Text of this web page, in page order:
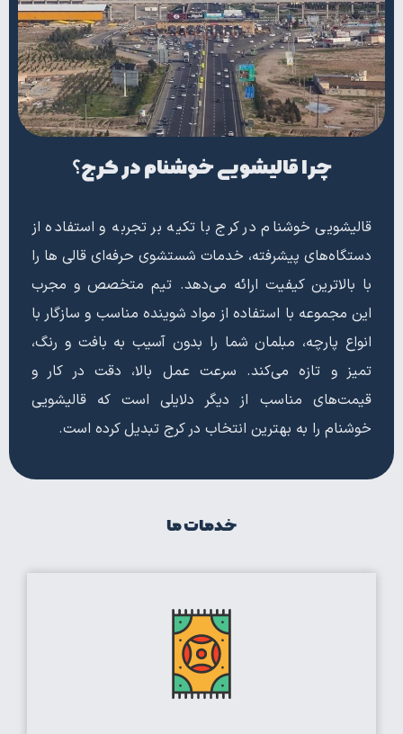
چرا قالیشویی خوشنام در کرج؟
قالیشویی خوشنام در کرج با تکیه بر تجربه و استفاده از
دستگاه‌های پیشرفته، خدمات شستشوی حرفه‌ای قالی ها را
با بالاترین کیفیت ارائه می‌دهد. تیم متخصص و مجرب
این مجموعه با استفاده از مواد شوینده مناسب و سازگار با
انواع پارچه، مبلمان شما را بدون آسیب به بافت و رنگ،
تمیز و تازه می‌کند. سرعت عمل بالا، دقت در کار و
قیمت‌های مناسب از دیگر دلایلی است که قالیشویی
خوشنام را به بهترین انتخاب در کرج تبدیل کرده است.
خدمات ما